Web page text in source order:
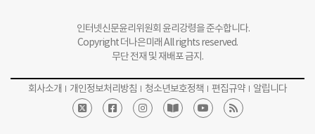
개인정보처리방침 청소년보호정책 편집규약